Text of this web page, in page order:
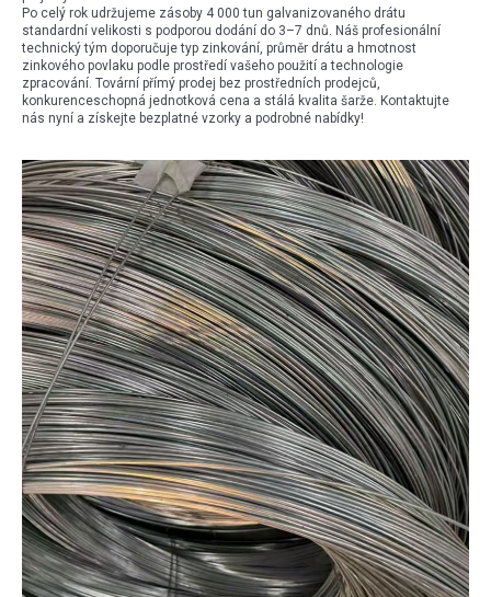
Po celý rok udržujeme zásoby 4 000 tun galvanizovaného drátu
standardní velikosti s podporou dodání do 3–7 dnů. Náš profesionální
technický tým doporučuje typ zinkování, průměr drátu a hmotnost
zinkového povlaku podle prostředí vašeho použití a technologie
zpracování. Tovární přímý prodej bez prostředních prodejců,
konkurenceschopná jednotková cena a stálá kvalita šarže. Kontaktujte
nás nyní a získejte bezplatné vzorky a podrobné nabídky!